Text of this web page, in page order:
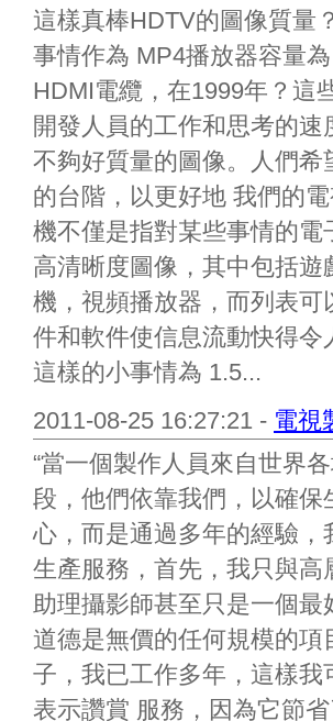
這樣真棒HDTV的圖像質量
事情作為 MP4播放器容量
HDMI電纜，在1999年？這
開發人員的工作和思考的
不夠好質量的圖像。人們
的台階，以更好地 我們的
機不僅是指對某些事情的
高清晰度圖像，其中包括
機，視頻播放器，而列表
件和軟件使信息流動快得
這樣的小事情為 1.5...
2011-08-25 16:27:21 - 電視
“當一個製作人員來自世界
段，他們依靠我們，以確
心，而是通過多年的經驗
生產服務，首先，我只與
助理攝影師甚至只是一個
道德是無價的任何規模的項
子，我已工作多年，這樣
表示讚賞 服務，因為它節